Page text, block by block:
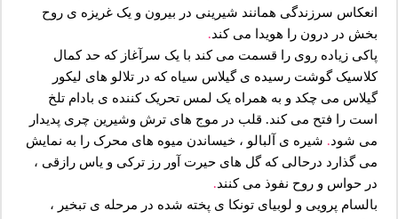
انعکاس سرزندگی همانند شیرینی در بیرون و یک غریزه ی روح
بخش در درون را هویدا می کند.
پاکی زیاده روی را قسمت می کند با یک سرآغاز که حد کمال
کلاسیک گوشت رسیده ی گیلاس سیاه که در تلالو های لیکور
گیلاس می چکد و به همراه یک لمس تحریک کننده ی بادام تلخ
است را فتح می کند. قلب در موج های ترش وشیرین چری پدیدار
می شود. شیره ی آلبالو ، خیساندن میوه های محرک را به نمایش
می گذارد درحالی که گل های حیرت آور رز ترکی و یاس رازقی ،
در حواس و روح نفوذ می کنند.
بالسام پرویی و لوبیای تونکا ی پخته شده در مرحله ی تبخیر ،